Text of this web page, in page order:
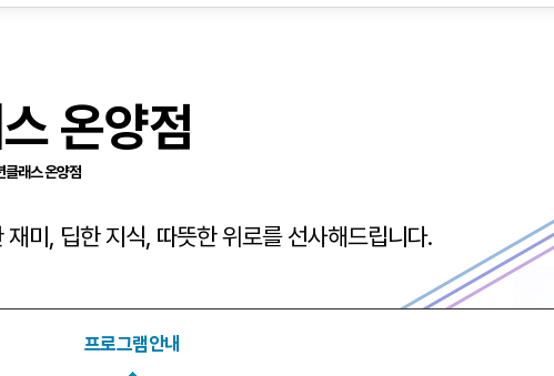
온양점
클래스 온양점
미, 딥한 지식, 따뜻한 위로를 선사해드립니다.
프로그램안내